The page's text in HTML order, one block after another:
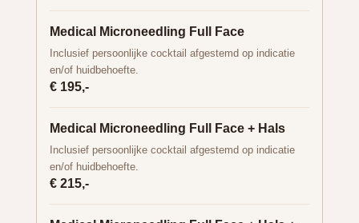
Medical Microneedling Full Face
Inclusief persoonlijke cocktail afgestemd op indicatie
en/of huidbehoefte.
€ 195,-
Medical Microneedling Full Face + Hals
Inclusief persoonlijke cocktail afgestemd op indicatie
en/of huidbehoefte.
€ 215,-